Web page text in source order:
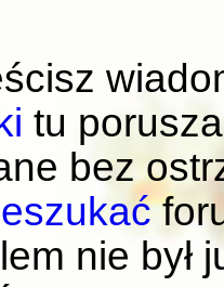
tu
bez
nie był